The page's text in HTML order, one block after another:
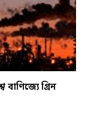
বাণিজ্যে গ্রিন